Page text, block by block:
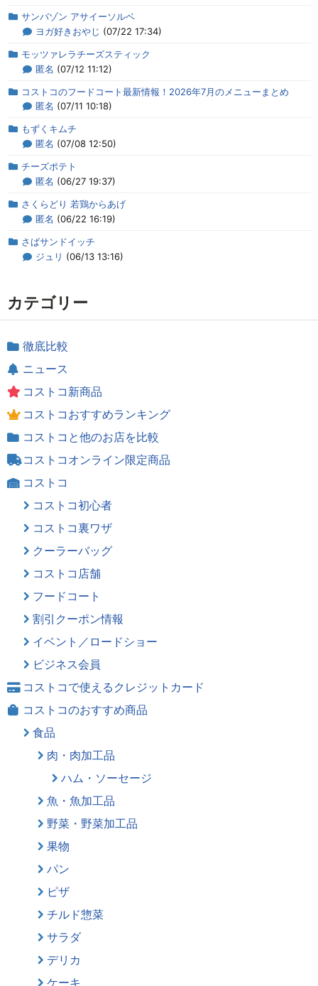
サンバゾン アサイーソルベ
ヨガ好きおやじ (07/22 17:34)
モッツァレラチーズスティック
匿名 (07/12 11:12)
コストコのフードコート最新情報！2026年7月のメニューまとめ
匿名 (07/11 10:18)
もずくキムチ
匿名 (07/08 12:50)
チーズポテト
匿名 (06/27 19:37)
さくらどり 若鶏からあげ
匿名 (06/22 16:19)
さばサンドイッチ
ジュリ (06/13 13:16)
カテゴリー
徹底比較
ニュース
コストコ新商品
コストコおすすめランキング
コストコと他のお店を比較
コストコオンライン限定商品
コストコ
コストコ初心者
コストコ裏ワザ
クーラーバッグ
コストコ店舗
フードコート
割引クーポン情報
イベント／ロードショー
ビジネス会員
コストコで使えるクレジットカード
コストコのおすすめ商品
食品
肉・肉加工品
ハム・ソーセージ
魚・魚加工品
野菜・野菜加工品
果物
パン
ピザ
チルド惣菜
サラダ
デリカ
ケーキ